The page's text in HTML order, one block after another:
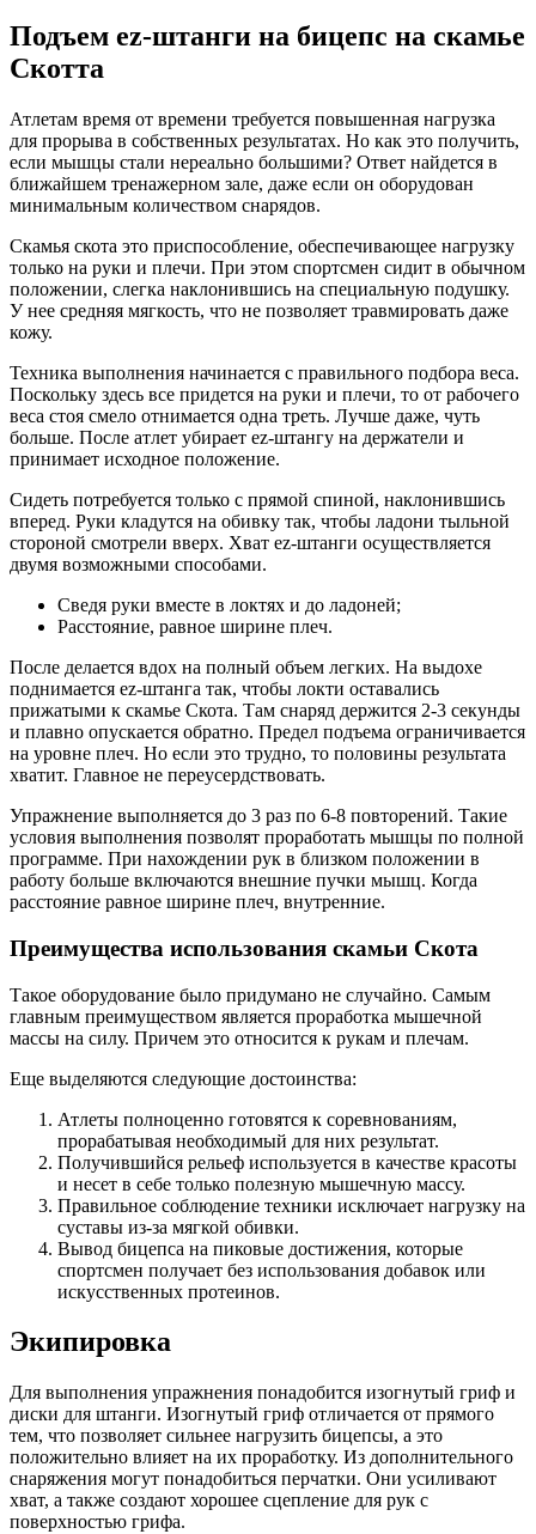
Подъем ez-штанги на бицепс на скамье
Скотта
Атлетам время от времени требуется повышенная нагрузка
для прорыва в собственных результатах. Но как это получить,
если мышцы стали нереально большими? Ответ найдется в
ближайшем тренажерном зале, даже если он оборудован
минимальным количеством снарядов.
Скамья скота это приспособление, обеспечивающее нагрузку
только на руки и плечи. При этом спортсмен сидит в обычном
положении, слегка наклонившись на специальную подушку.
У нее средняя мягкость, что не позволяет травмировать даже
кожу.
Техника выполнения начинается с правильного подбора веса.
Поскольку здесь все придется на руки и плечи, то от рабочего
веса стоя смело отнимается одна треть. Лучше даже, чуть
больше. После атлет убирает ez-штангу на держатели и
принимает исходное положение.
Сидеть потребуется только с прямой спиной, наклонившись
вперед. Руки кладутся на обивку так, чтобы ладони тыльной
стороной смотрели вверх. Хват ez-штанги осуществляется
двумя возможными способами.
Сведя руки вместе в локтях и до ладоней;
Расстояние, равное ширине плеч.
После делается вдох на полный объем легких. На выдохе
поднимается ez-штанга так, чтобы локти оставались
прижатыми к скамье Скота. Там снаряд держится 2-3 секунды
и плавно опускается обратно. Предел подъема ограничивается
на уровне плеч. Но если это трудно, то половины результата
хватит. Главное не переусердствовать.
Упражнение выполняется до 3 раз по 6-8 повторений. Такие
условия выполнения позволят проработать мышцы по полной
программе. При нахождении рук в близком положении в
работу больше включаются внешние пучки мышц. Когда
расстояние равное ширине плеч, внутренние.
Преимущества использования скамьи Скота
Такое оборудование было придумано не случайно. Самым
главным преимуществом является проработка мышечной
массы на силу. Причем это относится к рукам и плечам.
Еще выделяются следующие достоинства:
Атлеты полноценно готовятся к соревнованиям,
прорабатывая необходимый для них результат.
Получившийся рельеф используется в качестве красоты
и несет в себе только полезную мышечную массу.
Правильное соблюдение техники исключает нагрузку на
суставы из-за мягкой обивки.
Вывод бицепса на пиковые достижения, которые
спортсмен получает без использования добавок или
искусственных протеинов.
Экипировка
Для выполнения упражнения понадобится изогнутый гриф и
диски для штанги. Изогнутый гриф отличается от прямого
тем, что позволяет сильнее нагрузить бицепсы, а это
положительно влияет на их проработку. Из дополнительного
снаряжения могут понадобиться перчатки. Они усиливают
хват, а также создают хорошее сцепление для рук с
поверхностью грифа.